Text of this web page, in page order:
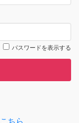
パスワードを表示する
こちら